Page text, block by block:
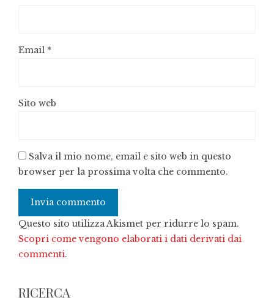
Email *
Sito web
Salva il mio nome, email e sito web in questo
browser per la prossima volta che commento.
Questo sito utilizza Akismet per ridurre lo spam.
Scopri come vengono elaborati i dati derivati dai
commenti.
RICERCA